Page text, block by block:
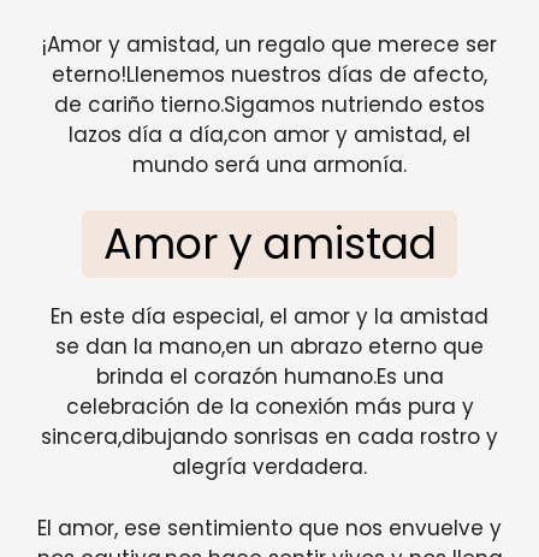
¡Amor y amistad, un regalo que merece ser
eterno!Llenemos nuestros días de afecto,
de cariño tierno.Sigamos nutriendo estos
lazos día a día,con amor y amistad, el
mundo será una armonía.
Amor y amistad
En este día especial, el amor y la amistad
se dan la mano,en un abrazo eterno que
brinda el corazón humano.Es una
celebración de la conexión más pura y
sincera,dibujando sonrisas en cada rostro y
alegría verdadera.
El amor, ese sentimiento que nos envuelve y